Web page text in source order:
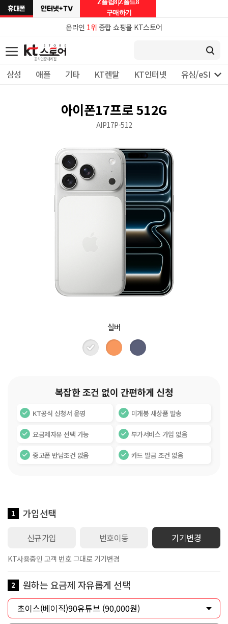
온라인 1위 종합 쇼핑몰 KT스토어
삼성 애플 기타 KT렌탈 KT인터넷 유심/eSIM 개

Z플립8|Z폴드8
구매하기
아이폰17프로 512G
AIP17P-512
실버
복잡한 조건 없이 간편하게 신청
KT공식 신청서 운영 미개봉 새상품 발송
요금제자유 선택 가능 부가서비스 가입 없음
중고폰 반납조건 없음 카드 발급 조건 없음
1 가입선택
신규가입 번호이동 기기변경
KT사용중인 고객 번호 그대로 기기변경
2 원하는 요금제 자유롭게 선택